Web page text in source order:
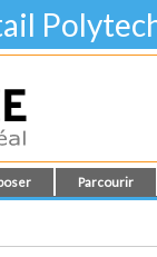
Parcourir